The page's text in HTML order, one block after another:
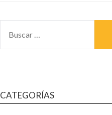
CATEGORÍAS